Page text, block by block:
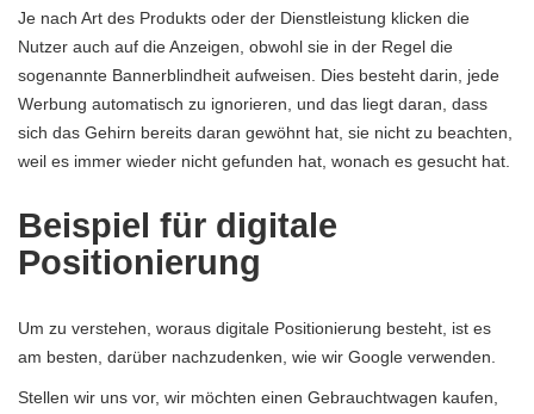
Je nach Art des Produkts oder der Dienstleistung klicken die
Nutzer auch auf die Anzeigen, obwohl sie in der Regel die
sogenannte Bannerblindheit aufweisen. Dies besteht darin, jede
Werbung automatisch zu ignorieren, und das liegt daran, dass
sich das Gehirn bereits daran gewöhnt hat, sie nicht zu beachten,
weil es immer wieder nicht gefunden hat, wonach es gesucht hat.
Beispiel für digitale
Positionierung
Um zu verstehen, woraus digitale Positionierung besteht, ist es
am besten, darüber nachzudenken, wie wir Google verwenden.
Stellen wir uns vor, wir möchten einen Gebrauchtwagen kaufen,